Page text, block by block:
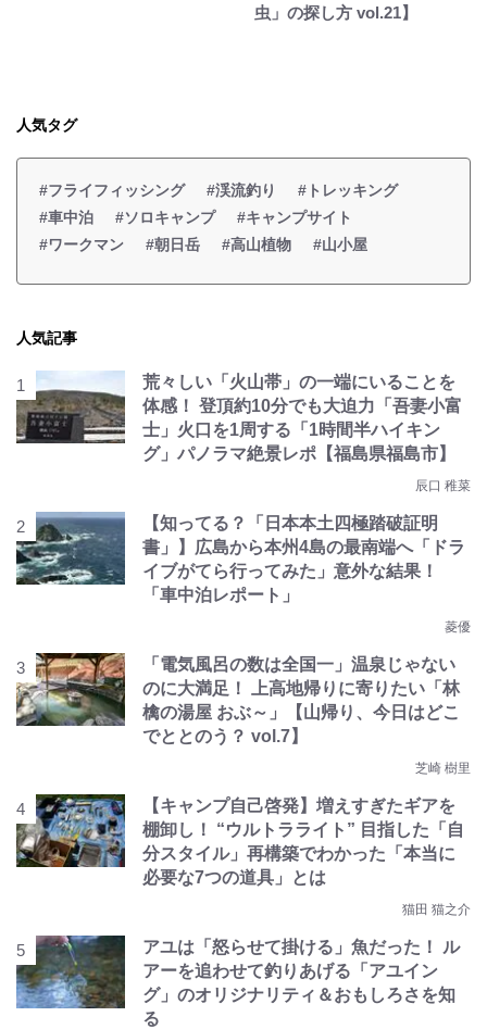
虫」の探し方 vol.21】
人気タグ
#フライフィッシング #渓流釣り
#トレッキング
#車中泊
#ソロキャンプ
#キャンプサイト
#ワークマン
#朝日岳 #高山植物 #山小屋
人気記事
荒々しい「火山帯」の一端にいることを
体感！ 登頂約10分でも大迫力「吾妻小富
士」火口を1周する「1時間半ハイキン
グ」パノラマ絶景レポ【福島県福島市】
辰口 稚菜
【知ってる？「日本本土四極踏破証明
書」】広島から本州4島の最南端へ「ドラ
イブがてら行ってみた」意外な結果！
「車中泊レポート」
菱優
「電気風呂の数は全国一」温泉じゃない
のに大満足！ 上高地帰りに寄りたい「林
檎の湯屋 おぶ～」【山帰り、今日はどこ
でととのう？ vol.7】
芝崎 樹里
【キャンプ自己啓発】増えすぎたギアを
棚卸し！ “ウルトラライト” 目指した「自
分スタイル」再構築でわかった「本当に
必要な7つの道具」とは
猫田 猫之介
アユは「怒らせて掛ける」魚だった！ ル
アーを追わせて釣りあげる「アユイン
グ」のオリジナリティ＆おもしろさを知
る